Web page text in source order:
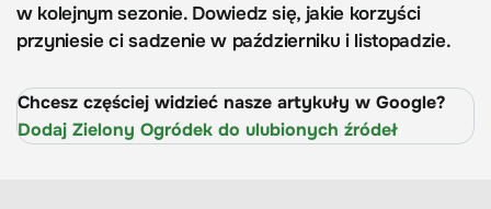
w kolejnym sezonie. Dowiedz się, jakie korzyści
przyniesie ci sadzenie w październiku i listopadzie.
Chcesz częściej widzieć nasze artykuły w Google?
Dodaj Zielony Ogródek do ulubionych źródeł